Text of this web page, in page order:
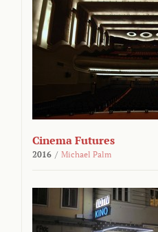
Cinema Futures
2016 / Michael Palm